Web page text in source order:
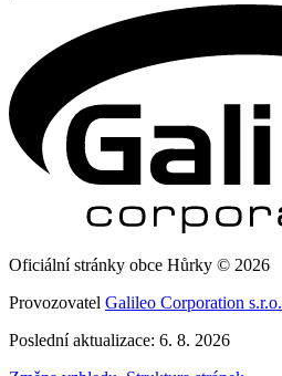
Oficiální stránky obce Hůrky © 2026
Provozovatel Galileo Corporation s.r.o.
Poslední aktualizace: 6. 8. 2026